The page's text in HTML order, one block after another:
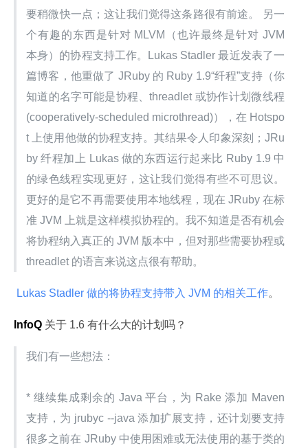
要稍微快一点；这让我们觉得这条路很有前途。 另一
个有趣的东西是针对 MLVM（也许最终是针对 JVM
本身）的协程支持工作。Lukas Stadler 最近发表了一
篇博客，他重做了 JRuby 的 Ruby 1.9“纤程”支持（你
知道的名字可能是协程、threadlet 或协作计划微线程
(cooperatively-scheduled microthread)），在 Hotspo
t 上使用他做的协程支持。其结果令人印象深刻；JRu
by 纤程加上 Lukas 做的东西运行起来比 Ruby 1.9 中
的绿色线程实现更好，这让我们觉得有些不可思议。
更好的是它不再需要使用本地线程，现在 JRuby 在标
准 JVM 上就是这样模拟协程的。我不知道是否有机会
将协程纳入真正的 JVM 版本中，但对那些需要协程或
threadlet 的语言来说这点很有帮助。
Lukas Stadler 做的将协程支持带入 JVM 的相关工作。
InfoQ 关于 1.6 有什么大的计划吗？
我们有一些想法：
* 继续集成剩余的 Java 平台，为 Rake 添加 Maven
支持，为 jrubyc --java 添加扩展支持，还计划要支持
很多之前在 JRuby 中使用困难或无法使用的基于类的